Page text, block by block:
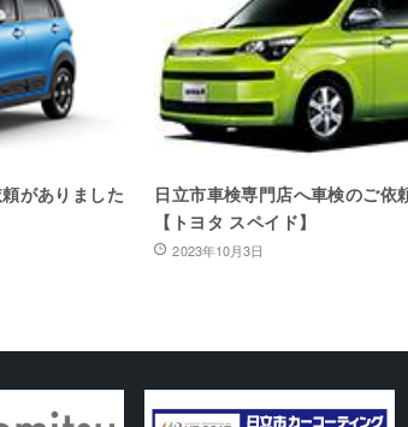
がありました
日立市車検専門店へ車検のご依
【トヨタ スペイド】
2023年10月3日